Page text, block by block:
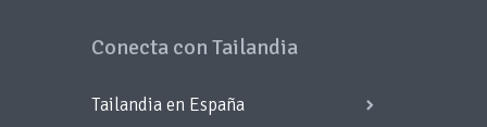
Conecta con Tailandia
Tailandia en España